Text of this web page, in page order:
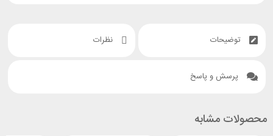
توضیحات نظرات
پرسش و پاسخ
محصولات مشابه